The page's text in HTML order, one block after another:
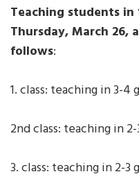
Teaching students in
Thursday, March 26,
follows:
1. class: teaching in 3-4
2nd class: teaching in 2-
3. class: teaching in 2-3